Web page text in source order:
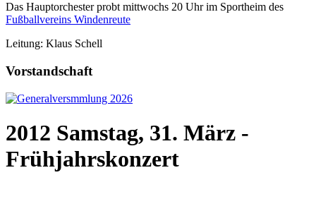
Das Hauptorchester probt mittwochs 20 Uhr im Sportheim des
Fußballvereins Windenreute
Leitung: Klaus Schell
Vorstandschaft
2012 Samstag, 31. März -
Frühjahrskonzert